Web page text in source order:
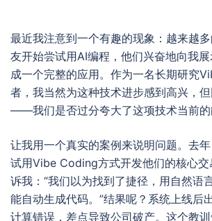
最近我注意到一个有趣的现象：越来越
友开始尝试用AI编程，他们兴奋地向我
成一个完整的应用。作为一名长期研究
者，我当然为这种技术进步感到高兴，
——我们是否过分夸大了这项技术当前的
让我用一个真实的案例来说明问题。去
试用Vibe Coding方式开发他们的核心
诉我：“我们以为找到了捷径，用自然语
能自动生成代码。”结果呢？系统上线后
计算错误，差点导致公司破产。这个教